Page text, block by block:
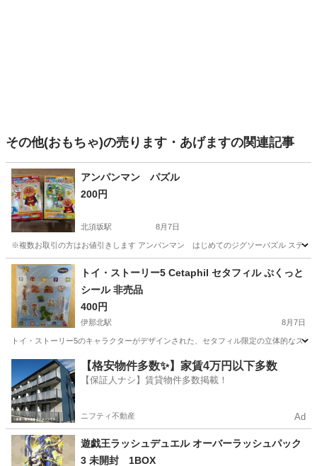
その他(おもちゃ)の売ります・あげますの関連記事
アンパンマン パズル
200円
北須坂駅 8月7日
※複数お取引の方はお値引きします アンパンマン はじめてのジグソーパズル ステッ
長野 須坂市 北須坂駅 パズル
トイ・ストーリー5 Cetaphil セタフィル ぷくっと
シール 非売品
400円
伊那北駅 8月7日
トイ・ストーリー5のキャラクターがデザインされた、セタフィル限定の立体的なス
伊那市 伊那北駅 パズル
【格安物件多数✨】家賃4万円以下多数
【保証人ナシ】賃貸物件多数掲載！
ニフティ不動産 Ad
遊戯王ラッシュデュエル オーバーラッシュパック
3 未開封 1BOX